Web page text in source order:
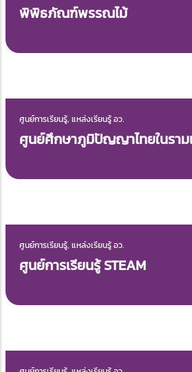
พิพิธภัณฑ์พรรณไม้